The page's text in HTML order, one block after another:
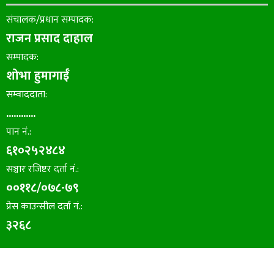
संचालक/प्रधान सम्पादक:
राजन प्रसाद दाहाल
सम्पादक:
शोभा हुमागाईँ
सम्वाददाता:
............
पान नं.:
६१०२५२४८४
सञ्चार रजिष्टर दर्ता नं.:
००११८/०७८-७९
प्रेस काउन्सील दर्ता नं.:
३२६८